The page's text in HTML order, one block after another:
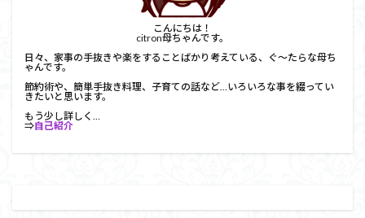
こんにちは！
citron母ちゃんです。
日々、家事の手抜きや楽をすることばかり考えている、ぐ～たらな母ち
ゃんです。
節約術や、簡単手抜き料理、子育ての話など…いろいろな事を綴ってい
きたいと思います。
もう少し詳しく…
⇒自己紹介